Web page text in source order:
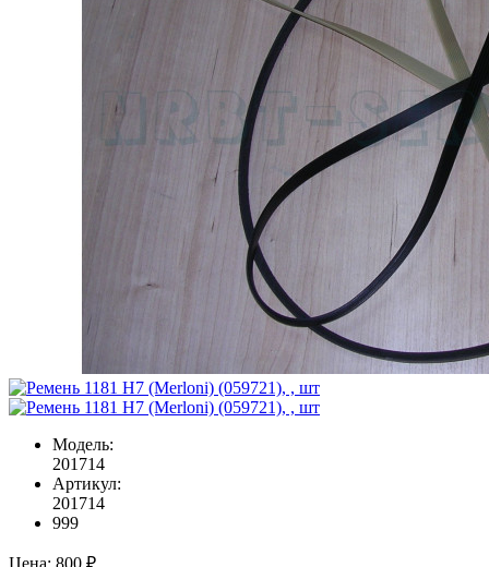
Модель:
201714
Артикул:
201714
999